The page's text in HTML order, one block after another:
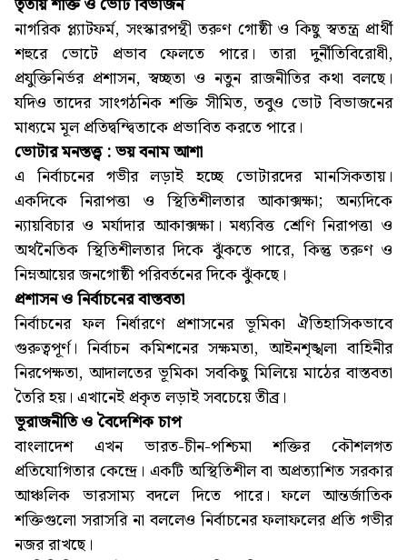
তৃতীয় শক্তি ও ভোট বিভাজন
নাগরিক প্ল্যাটফর্ম, সংস্কারপন্থী তরুণ গোষ্ঠী ও কিছু স্বতন্ত্র প্রার্থী
শহুরে ভোটে প্রভাব ফেলতে পারে। তারা দুর্নীতিবিরোধী,
প্রযুক্তিনির্ভর প্রশাসন, স্বচ্ছতা ও নতুন রাজনীতির কথা বলছে।
যদিও তাদের সাংগঠনিক শক্তি সীমিত, তবুও ভোট বিভাজনের
মাধ্যমে মূল প্রতিদ্বন্দ্বিতাকে প্রভাবিত করতে পারে।
ভোটার মনস্তত্ত্ব : ভয় বনাম আশা
এ নির্বাচনের গভীর লড়াই হচ্ছে ভোটারদের মানসিকতায়।
একদিকে নিরাপত্তা ও স্থিতিশীলতার আকাক্সক্ষা; অন্যদিকে
ন্যায়বিচার ও মর্যাদার আকাক্সক্ষা। মধ্যবিত্ত শ্রেণি নিরাপত্তা ও
অর্থনৈতিক স্থিতিশীলতার দিকে ঝুঁকতে পারে, কিন্তু তরুণ ও
নিম্নআয়ের জনগোষ্ঠী পরিবর্তনের দিকে ঝুঁকছে।
প্রশাসন ও নির্বাচনের বাস্তবতা
নির্বাচনের ফল নির্ধারণে প্রশাসনের ভূমিকা ঐতিহাসিকভাবে
গুরুত্বপূর্ণ। নির্বাচন কমিশনের সক্ষমতা, আইনশৃঙ্খলা বাহিনীর
নিরপেক্ষতা, আদালতের ভূমিকা সবকিছু মিলিয়ে মাঠের বাস্তবতা
তৈরি হয়। এখানেই প্রকৃত লড়াই সবচেয়ে তীব্র।
ভূরাজনীতি ও বৈদেশিক চাপ
বাংলাদেশ এখন ভারত-চীন-পশ্চিমা শক্তির কৌশলগত
প্রতিযোগিতার কেন্দ্রে। একটি অস্থিতিশীল বা অপ্রত্যাশিত সরকার
আঞ্চলিক ভারসাম্য বদলে দিতে পারে। ফলে আন্তর্জাতিক
শক্তিগুলো সরাসরি না বললেও নির্বাচনের ফলাফলের প্রতি গভীর
নজর রাখছে।